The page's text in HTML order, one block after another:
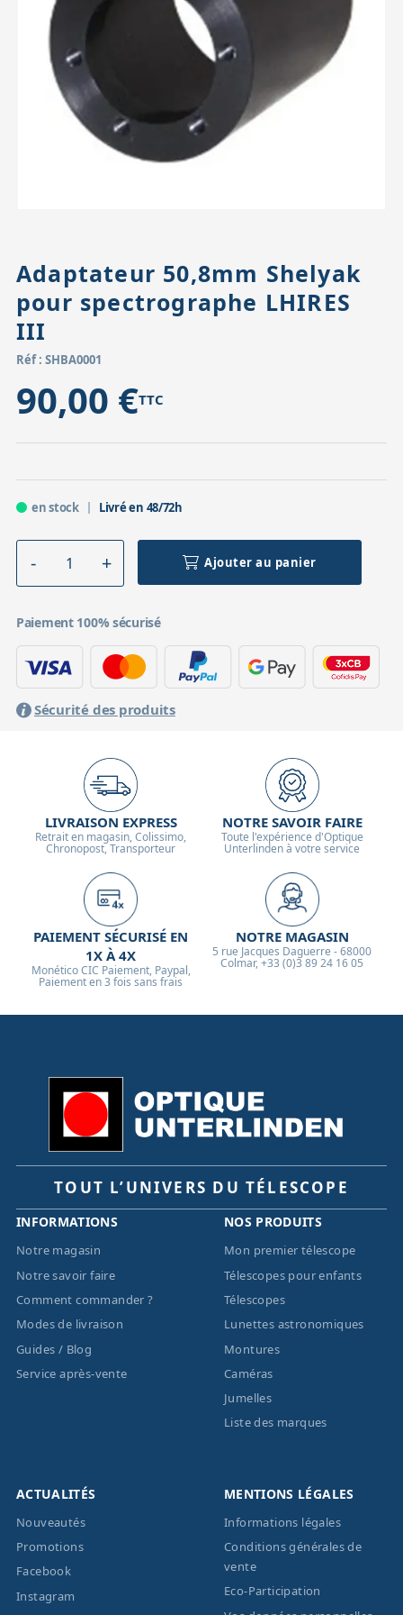
Accessoires pour montures
Têtes
Pièces détachées
Adaptateur 50,8mm Shelyak
pour spectrographe LHIRES
III
Réf : SHBA0001
90,00 €TTC
en stock Livré en 48/72h
Ajouter au panier
Paiement 100% sécurisé
Sécurité des produits
LIVRAISON EXPRESS
Retrait en magasin, Colissimo,
Chronopost, Transporteur
NOTRE SAVOIR FAIRE
Toute l'expérience d'Optique
Unterlinden à votre service
PAIEMENT SÉCURISÉ EN
1X À 4X
Monético CIC Paiement, Paypal,
Paiement en 3 fois sans frais
NOTRE MAGASIN
5 rue Jacques Daguerre - 68000
Colmar, +33 (0)3 89 24 16 05
TOUT L’UNIVERS DU TÉLESCOPE
INFORMATIONS
Notre magasin
Notre savoir faire
Comment commander ?
Modes de livraison
Guides / Blog
Service après-vente
NOS PRODUITS
Mon premier télescope
Télescopes pour enfants
Télescopes
Lunettes astronomiques
Montures
Caméras
Jumelles
Liste des marques
ACTUALITÉS
Nouveautés
Promotions
Facebook
Instagram
MENTIONS LÉGALES
Informations légales
Conditions générales de
vente
Eco-Participation